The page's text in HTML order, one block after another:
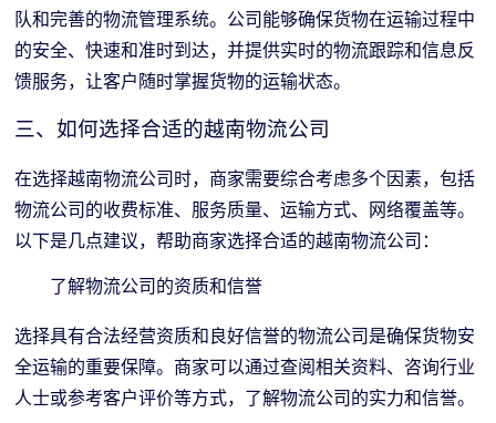
队和完善的物流管理系统。公司能够确保货物在运输过程中
的安全、快速和准时到达，并提供实时的物流跟踪和信息反
馈服务，让客户随时掌握货物的运输状态。
三、如何选择合适的越南物流公司
在选择越南物流公司时，商家需要综合考虑多个因素，包括
物流公司的收费标准、服务质量、运输方式、网络覆盖等。
以下是几点建议，帮助商家选择合适的越南物流公司：
了解物流公司的资质和信誉
选择具有合法经营资质和良好信誉的物流公司是确保货物安
全运输的重要保障。商家可以通过查阅相关资料、咨询行业
人士或参考客户评价等方式，了解物流公司的实力和信誉。